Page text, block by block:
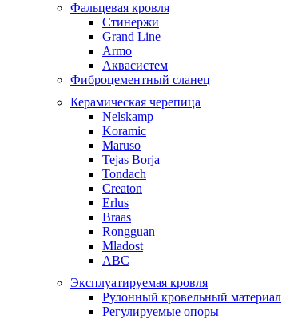
Фальцевая кровля
Стинержи
Grand Line
Armo
Аквасистем
Фиброцементный сланец
Керамическая черепица
Nelskamp
Koramic
Maruso
Tejas Borja
Tondach
Creaton
Erlus
Braas
Rongguan
Mladost
ABC
Эксплуатируемая кровля
Рулонный кровельный материал
Регулируемые опоры